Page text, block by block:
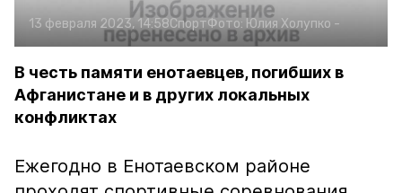
13 февраля 2023, 14:58СпортФото: Юлия Холупко -
В честь памяти енотаевцев, погибших в
Афганистане и в других локальных
конфликтах
Ежегодно в Енотаевском районе